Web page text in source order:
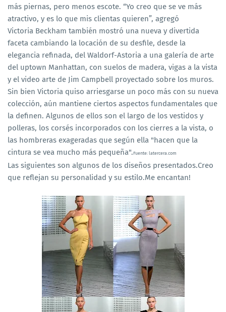
más piernas, pero menos escote. “Yo creo que se ve más
atractivo, y es lo que mis clientas quieren”, agregó
Victoria Beckham también mostró una nueva y divertida
faceta cambiando la locación de su desfile, desde la
elegancia refinada, del Waldorf-Astoria a una galería de arte
del uptown Manhattan, con suelos de madera, vigas a la vista
y el video arte de Jim Campbell proyectado sobre los muros.
Sin bien Victoria quiso arriesgarse un poco más con su nueva
colección, aún mantiene ciertos aspectos fundamentales que
la definen. Algunos de ellos son el largo de los vestidos y
polleras, los corsés incorporados con los cierres a la vista, o
las hombreras exageradas que según ella "hacen que la
cintura se vea mucho más pequeña". Fuente: latercera.com
Las siguientes son algunos de los diseños presentados.Creo
que reflejan su personalidad y su estilo.Me encantan!